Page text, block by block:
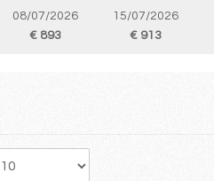
08/07/2026
€ 893
15/07/2026
€ 913